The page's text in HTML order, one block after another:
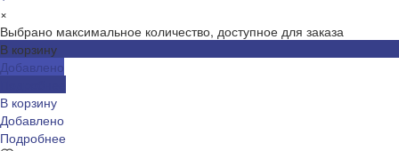
×
Выбрано максимальное количество, доступное для заказа
В корзину
Добавлено
В корзину
Добавлено
Подробнее